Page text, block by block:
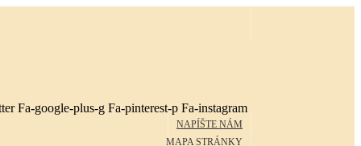
Fa-google-plus-g Fa-pinterest-p Fa-instagram
NAPÍŠTE NÁM
MAPA STRÁNKY